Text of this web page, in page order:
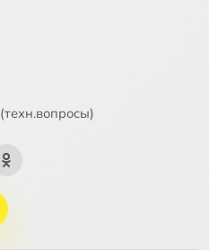
(техн.вопросы)